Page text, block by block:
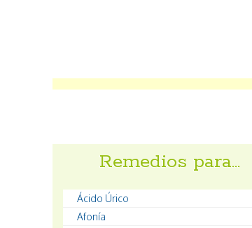
Remedios para…
Ácido Úrico
Afonía